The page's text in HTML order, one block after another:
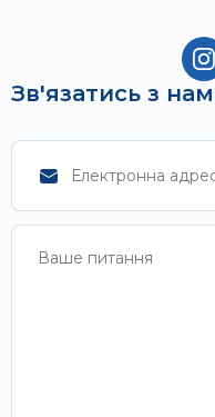
Зв'язатись з